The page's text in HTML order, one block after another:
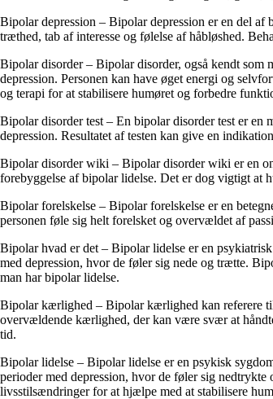
Bipolar depression – Bipolar depression er en del af
træthed, tab af interesse og følelse af håbløshed.
Bipolar disorder – Bipolar disorder, også kendt som
depression. Personen kan have øget energi og
og terapi for at stabilisere humøret og forbedre
Bipolar disorder test – En bipolar disorder test er en
depression. Resultatet af testen kan give en
Bipolar disorder wiki – Bipolar disorder wiki er en
forebyggelse af bipolar lidelse. Det er dog vigtigt at
Bipolar forelskelse – Bipolar forelskelse er en
personen føle sig helt forelsket og overvældet af
Bipolar hvad er det – Bipolar lidelse er en
med depression, hvor de føler sig nede og trætte.
man har bipolar lidelse.
Bipolar kærlighed – Bipolar kærlighed kan referere
overvældende kærlighed, der kan være svær at
tid.
Bipolar lidelse – Bipolar lidelse er en psykisk
perioder med depression, hvor de føler sig
livsstilsændringer for at hjælpe med at stabilisere